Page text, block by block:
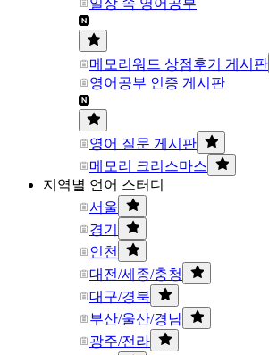
일상 속 영어공부
메모리워드 상점후기 게시판
영어공부 인증 게시판
영어 질문 게시판
메모리 크리스마스
지역별 언어 스터디
서울
경기
인천
대전/세종/충청
대구/경북
부산/울산/경남
광주/전라